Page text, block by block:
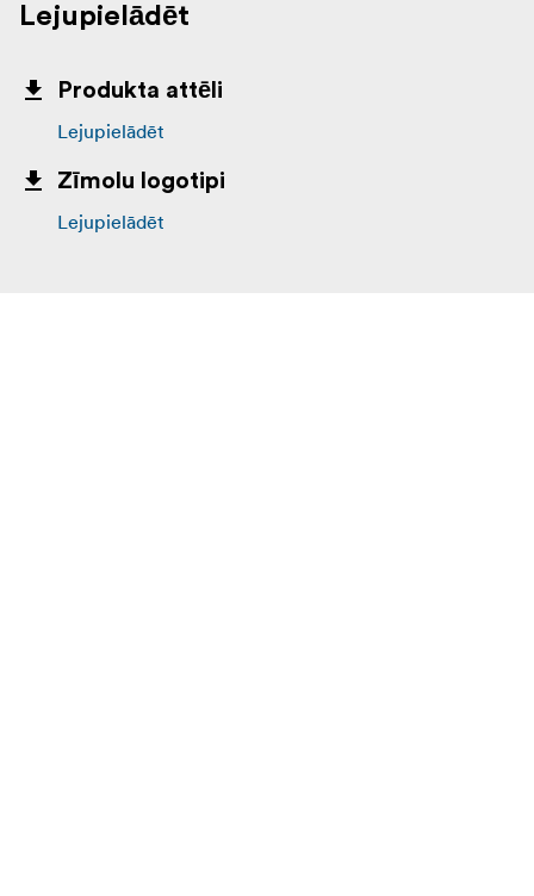
Lejupielādēt
Produkta attēli
Lejupielādēt
Zīmolu logotipi
Lejupielādēt